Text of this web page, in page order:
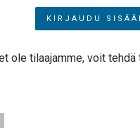
ole tilaajamme, voit tehdä